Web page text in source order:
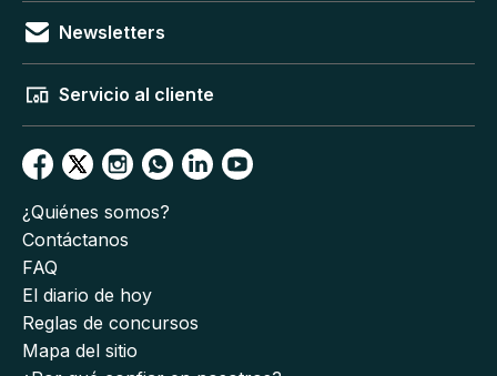
Newsletters
Servicio al cliente
¿Quiénes somos?
Contáctanos
FAQ
El diario de hoy
Reglas de concursos
Mapa del sitio